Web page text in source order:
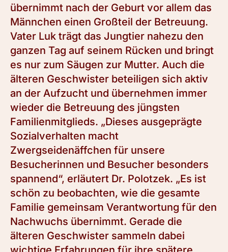
übernimmt nach der Geburt vor allem das
Männchen einen Großteil der Betreuung.
Vater Luk trägt das Jungtier nahezu den
ganzen Tag auf seinem Rücken und bringt
es nur zum Säugen zur Mutter. Auch die
älteren Geschwister beteiligen sich aktiv
an der Aufzucht und übernehmen immer
wieder die Betreuung des jüngsten
Familienmitglieds. „Dieses ausgeprägte
Sozialverhalten macht
Zwergseidenäffchen für unsere
Besucherinnen und Besucher besonders
spannend“, erläutert Dr. Polotzek. „Es ist
schön zu beobachten, wie die gesamte
Familie gemeinsam Verantwortung für den
Nachwuchs übernimmt. Gerade die
älteren Geschwister sammeln dabei